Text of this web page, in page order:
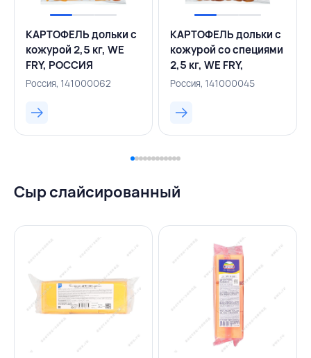
КАРТОФЕЛЬ дольки с
кожурой 2,5 кг, WE
FRY, РОССИЯ
Россия, 141000062
КАРТОФЕЛЬ дольки с
кожурой со специями
2,5 кг, WE FRY,
РОССИЯ
Россия, 141000045
Сыр слайсированный